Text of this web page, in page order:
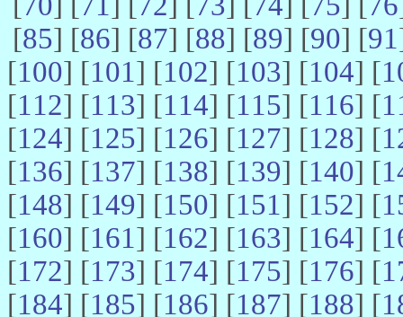
[85] [86] [87] [88] [89] [90] [91
[100] [101] [102] [103] [104] [
[112] [113] [114] [115] [116] [
[124] [125] [126] [127] [128] [
[136] [137] [138] [139] [140] [
[148] [149] [150] [151] [152] [
[160] [161] [162] [163] [164] [
[172] [173] [174] [175] [176] [
[184] [185] [186] [187] [188] [